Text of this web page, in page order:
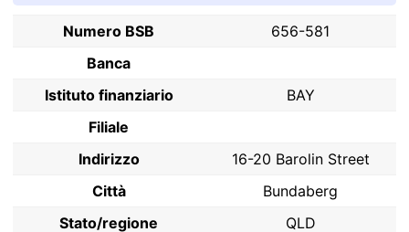
Numero BSB
656-581
Banca
Istituto finanziario
BAY
Filiale
Indirizzo
16-20 Barolin Street
Città
Bundaberg
Stato/regione
QLD